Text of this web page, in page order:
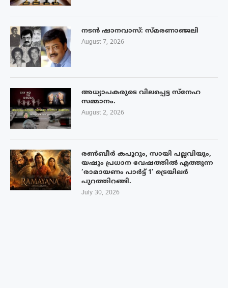
നടൻ ഷാനവാസ്: സ്മരണാഞ്ജലി
August 7, 2026
അധ്യാപകരുടെ വിലപ്പെട്ട സ്നേഹ
സമ്മാനം.
August 2, 2026
രൺബീർ കപൂറും, സായി പല്ലവിയും,
യഷും പ്രധാന വേഷത്തിൽ എത്തുന്ന
‘രാമായണം പാർട്ട് 1’ ട്രെയിലർ
പുറത്തിറങ്ങി.
July 30, 2026